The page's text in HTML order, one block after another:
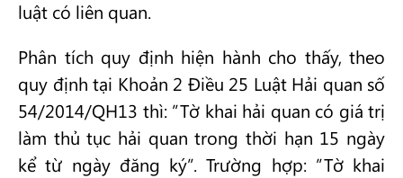
luật có liên quan.
Phân tích quy định hiện hành cho thấy, theo
quy định tại Khoản 2 Điều 25 Luật Hải quan số
54/2014/QH13 thì: ”Tờ khai hải quan có giá trị
làm thủ tục hải quan trong thời hạn 15 ngày
kể từ ngày đăng ký”. Trường hợp: ”Tờ khai